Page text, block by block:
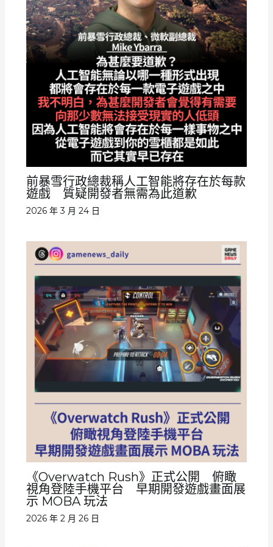
前暴雪行政總裁稱人工智能將存在於每款
遊戲 質疑開發者無需為此道歉
2026 年 3 月 24 日
《Overwatch Rush》正式公開 俯瞰
視角登陸手機平台 早期開發遊戲畫面展
示 MOBA 玩法
2026 年 2 月 26 日